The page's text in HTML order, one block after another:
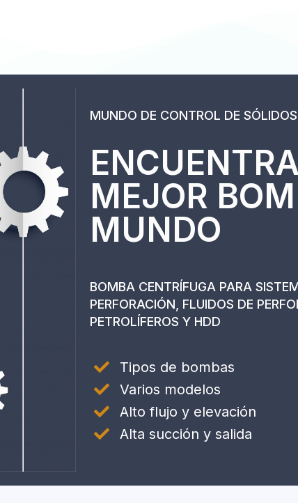
MUNDO DE CONTROL DE SÓLIDOS
MEJOR
MUNDO
BOMBA CENTRÍFUGA PARA
PERFORACIÓN, FLUIDOS DE
PETROLÍFEROS Y HDD
Tipos de bombas
Varios modelos
Alto flujo y elevación
Alta succión y salida